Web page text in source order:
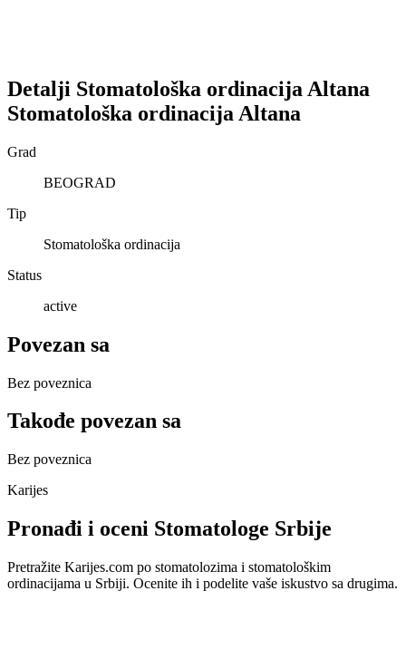
Detalji Stomatološka ordinacija Altana
Stomatološka ordinacija Altana
Grad
BEOGRAD
Tip
Stomatološka ordinacija
Status
active
Povezan sa
Bez poveznica
Takođe povezan sa
Bez poveznica
Karijes
Pronađi i oceni Stomatologe Srbije
Pretražite Karijes.com po stomatolozima i stomatološkim
ordinacijama u Srbiji. Ocenite ih i podelite vaše iskustvo sa drugima.